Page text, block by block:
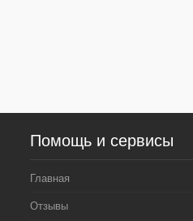
Помощь и сервисы
Главная
Отзывы